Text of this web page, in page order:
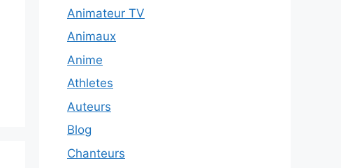
Animateur TV
Animaux
Anime
Athletes
Auteurs
Blog
Chanteurs